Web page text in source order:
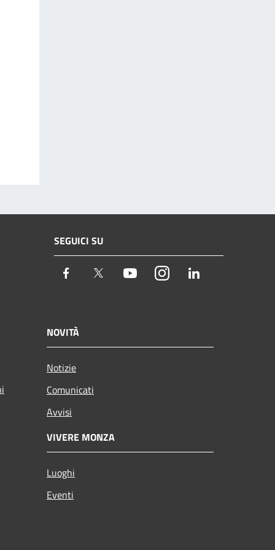
SEGUICI SU
Facebook Twitter YoutubeInstagram
NOVITÀ
Notizie
Comunicati
Avvisi
VIVERE MONZA
Luoghi
Eventi